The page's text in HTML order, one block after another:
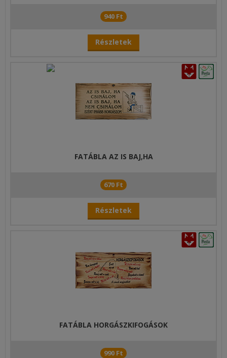
940 Ft
Részletek
FATÁBLA AZ IS BAJ,HA
670 Ft
Részletek
FATÁBLA HORGÁSZKIFOGÁSOK
990 Ft